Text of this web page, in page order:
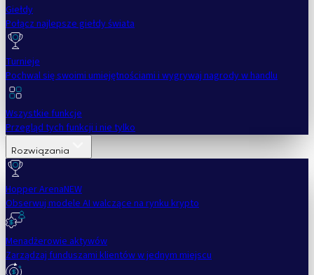
Giełdy
Połącz najlepsze giełdy świata
Turnieje
Pochwal się swoimi umiejętnościami i wygrywaj nagrody w handlu
Wszystkie funkcje
Przegląd tych funkcji i nie tylko
Rozwiązania
Hopper ArenaNEW
Obserwuj modele AI walczące na rynku krypto
Menadżerowie aktywów
Zarządzaj funduszami klientów w jednym miejscu